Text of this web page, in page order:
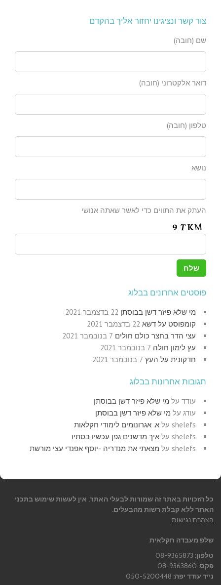
צור קשר ונציגינו יחזור אליך בהקדם
שם (חובה)
דואר אלקטרוני (חובה)
טלפון (חובה)
נושא
העתק את התווים כדי לאשר שאתה אנושי
פוסטים אחרונים בבלוג
מי שלא פיזר דשן בבוסתן 22 בדצמבר 2021
קומפוסט על דשא 22 בדצמבר 2021
עצי הדר בחצר כולם חולים 7 בנובמבר 2021
עץ לימון חולה 7 בנובמבר 2021
חדקונית על העץ 7 בנובמבר 2021
תגובות אחרונות בבלוג
עודד על מי שלא פיזר דשן בבוסתן
עודג על מי שלא פיזר דשן בבוסתן
shelefs על א. אגרונומים לימודי חקלאות
shelefs על איך מדשנים גפן עכשיו בסתיו
shelefs על מצאתי את מנדריה -יוסף אפנדי עצי מורשת
כל הזכויות באתר זה שמורות לבעלי האתר. אין לעשות שימוש בתכני
האתר ללא קבלת רשות מהבעלים.
הצהרת נגישות
שלפ מעבדה חקלאית
טלפון:
פקס:
נייד עודד יפה: